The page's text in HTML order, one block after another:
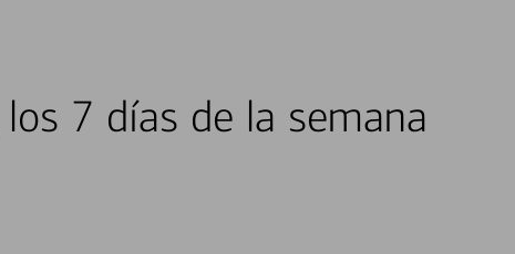
7 días de la semana